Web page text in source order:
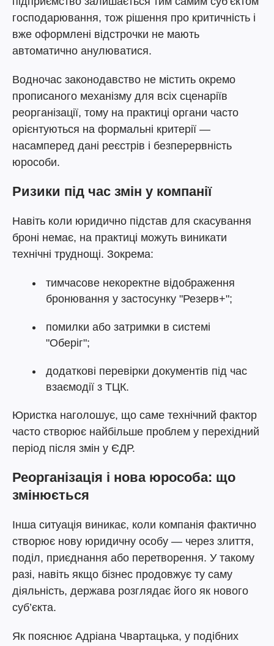
господарювання, тож рішення про критичність і
вже оформлені відстрочки не мають
автоматично анулюватися.
Водночас законодавство не містить окремо
прописаного механізму для всіх сценаріїв
реорганізації, тому на практиці органи часто
орієнтуються на формальні критерії —
насамперед дані реєстрів і безперервність
юрособи.
Ризики під час змін у компанії
Навіть коли юридично підстав для скасування
броні немає, на практиці можуть виникати
технічні труднощі. Зокрема:
тимчасове некоректне відображення
бронювання у застосунку "Резерв+";
помилки або затримки в системі
"Оберіг";
додаткові перевірки документів під час
взаємодії з ТЦК.
Юристка наголошує, що саме технічний фактор
часто створює найбільше проблем у перехідний
період після змін у ЄДР.
Реорганізація і нова юрособа: що
змінюється
Інша ситуація виникає, коли компанія фактично
створює нову юридичну особу — через злиття,
поділ, приєднання або перетворення. У такому
разі, навіть якщо бізнес продовжує ту саму
діяльність, держава розглядає його як нового
суб’єкта.
Як пояснює Адріана Чвартацька, у подібних